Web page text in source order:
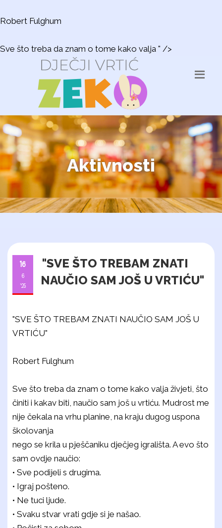
Robert Fulghum
Sve što treba da znam o tome kako valja " />
Aktivnosti
16
6
'25
"SVE ŠTO TREBAM ZNATI
NAUČIO SAM JOŠ U VRTIĆU"
"SVE ŠTO TREBAM ZNATI NAUČIO SAM JOŠ U
VRTIĆU"
Robert Fulghum
Sve što treba da znam o tome kako valja živjeti, što
činiti i kakav biti, naučio sam još u vrtiću. Mudrost me
nije čekala na vrhu planine, na kraju dugog uspona
školovanja
nego se krila u pješčaniku dječjeg igrališta. A evo što
sam ovdje naučio:
• Sve podijeli s drugima.
• Igraj pošteno.
• Ne tuci ljude.
• Svaku stvar vrati gdje si je našao.